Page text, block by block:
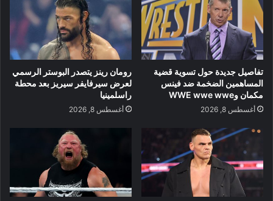
تفاصيل جديدة حول تسوية قضية
المساهمين الضخمة ضد فينس
مكمان وWWE wwe wwe
أغسطس 8, 2026
رومان رينز يتصدر البوستر الرسمي
لعرض سيرفايفر سيريز بعد محطة
راسلمينيا
أغسطس 8, 2026